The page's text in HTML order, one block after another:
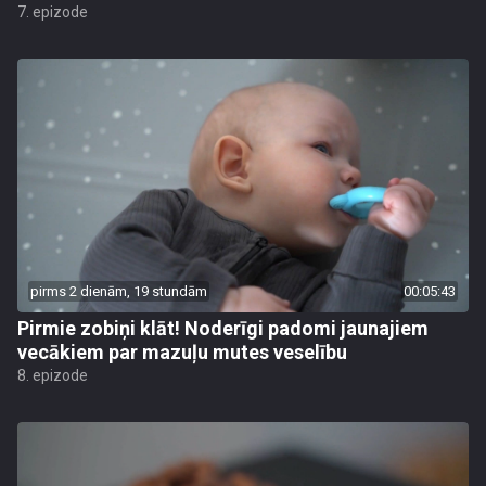
7. epizode
pirms 2 dienām, 19 stundām 00:05:43
Pirmie zobiņi klāt! Noderīgi padomi jaunajiem
vecākiem par mazuļu mutes veselību
8. epizode